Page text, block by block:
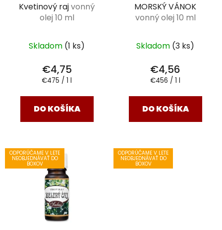
Kvetinový rajvonný
olej 10 ml
Skladom (1 ks)
€4,75
Jednotková
€475 / 1 l
DO KOŠÍKA
MORSKÝ VÁNOK
vonný olej 10 ml
Skladom (3 ks)
€4,56
Jednotková
€456 / 1 l
DO KOŠÍKA
ODPORÚČAME V LETE
NEOBJEDNÁVAŤ DO
BOXOV
ODPORÚČAME V LETE
NEOBJEDNÁVAŤ DO
BOXOV